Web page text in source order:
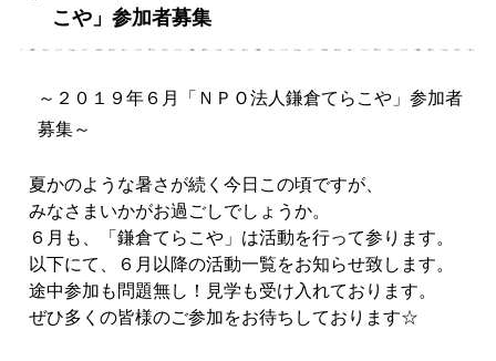
こや」参加者募集
～２０１９年６月「ＮＰＯ法人鎌倉てらこや」参加者
募集～
夏かのような暑さが続く今日この頃ですが、
みなさまいかがお過ごしでしょうか。
６月も、「鎌倉てらこや」は活動を行って参ります。
以下にて、６月以降の活動一覧をお知らせ致します。
途中参加も問題無し！見学も受け入れております。
ぜひ多くの皆様のご参加をお待ちしております☆